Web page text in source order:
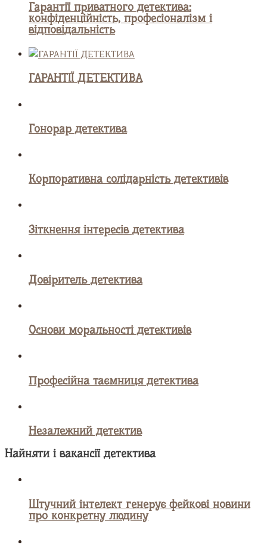
Гарантії приватного детектива:
конфіденційність, професіоналізм і
відповідальність
ГАРАНТІЇ ДЕТЕКТИВА
Гонорар детектива
Корпоративна солідарність детективів
Зіткнення інтересів детектива
Довіритель детектива
Основи моральності детективів
Професійна таємниця детектива
Незалежний детектив
Найняти і вакансії детектива
Штучний інтелект генерує фейкові новини
про конкретну людину